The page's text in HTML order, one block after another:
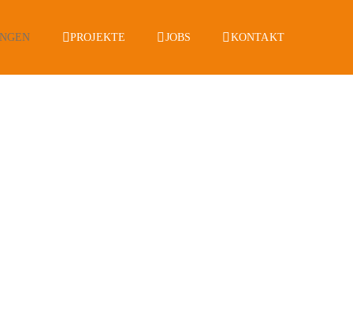
PROJEKTE JOBS KONTAKT